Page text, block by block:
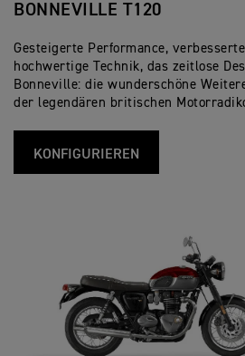
BONNEVILLE T120
Gesteigerte Performance,
hochwertige Technik, das zeitlose
Bonneville: die wunderschöne
der legendären britischen
KONFIGURIEREN